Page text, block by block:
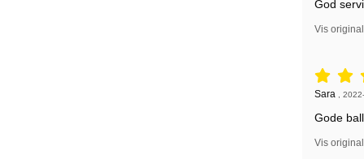
God
Vis
Sara
Gode
Vis